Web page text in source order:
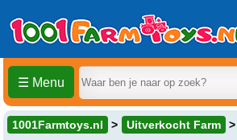
☰ Menu
1001Farmtoys.nl Uitverkocht Farm